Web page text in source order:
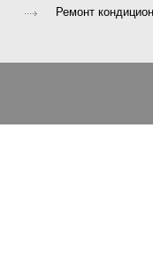
Ремонт